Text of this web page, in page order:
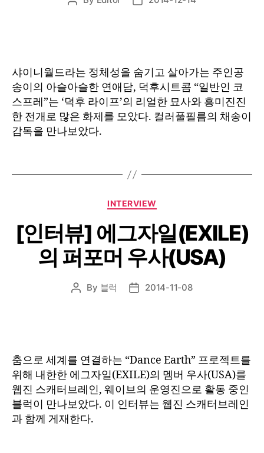
샤이니월드라는 정체성을 숨기고 살아가는 주인공
송이의 아슬아슬한 연애담, 덕후시트콤 “일반인 코
스프레”는 ‘덕후 라이프’의 리얼한 묘사와 흥미진진
한 전개로 많은 화제를 모았다. 컬러풀필름의 채송이
감독을 만나보았다.
Categories
INTERVIEW
[인터뷰] 에그자일(EXILE)
의 퍼포머 우사(USA)
Post
By 블럭
Post2014-11-08
춤으로 세계를 연결하는 “Dance Earth” 프로젝트를
위해 내한한 에그자일(EXILE)의 멤버 우사(USA)를
웹진 스캐터브레인, 웨이브의 운영진으로 활동 중인
블럭이 만나보았다. 이 인터뷰는 웹진 스캐터브레인
과 함께 게재한다.